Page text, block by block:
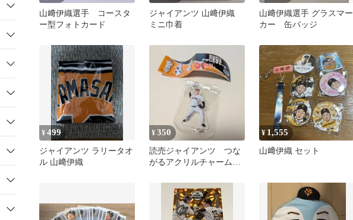
山﨑伊織選手 コースタ
ー型フォトカード
ジャイアンツ 山﨑伊織
ミニ巾着
山﨑伊織選手 グラスマー
カー 缶バッジ
¥499
ジャイアンツ ラリータオ
ル 山﨑伊織
¥350
読売ジャイアンツ つな
がるアクリルチャーム
¥ 1,555
山﨑伊織 セット